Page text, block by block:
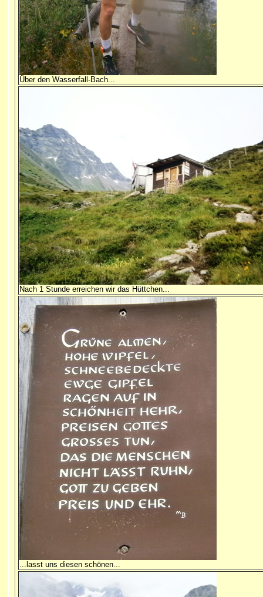
Über den Wasserfall-Bach...
Nach 1 Stunde erreichen wir das Hüttchen...
...lasst uns diesen schönen...